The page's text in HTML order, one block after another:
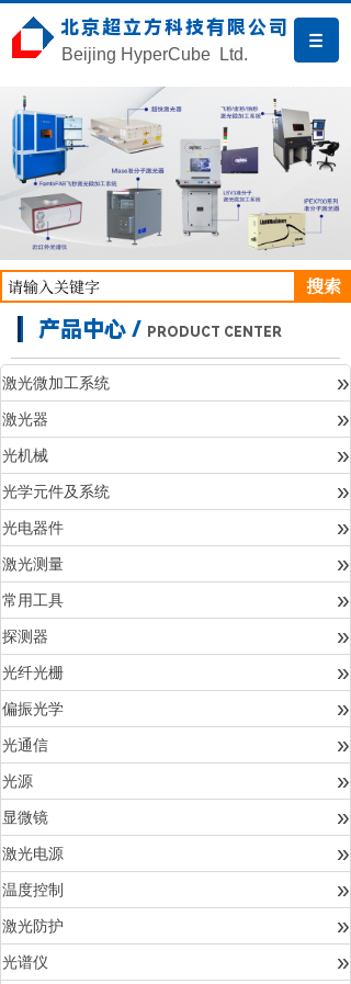
北京超立方科技有限公司
Beijing HyperCube Ltd.
搜索
产品中心 / PRODUCT CENTER
激光微加工系统 »
激光器 »
光机械 »
光学元件及系统 »
光电器件 »
激光测量 »
常用工具 »
探测器 »
光纤光栅 »
偏振光学 »
光通信 »
光源 »
显微镜 »
激光电源 »
温度控制 »
激光防护 »
光谱仪 »